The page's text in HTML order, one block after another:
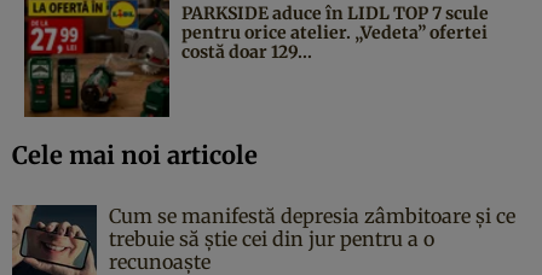
PARKSIDE aduce în LIDL TOP 7 scule
pentru orice atelier. „Vedeta” ofertei
costă doar 129...
Cele mai noi articole
Cum se manifestă depresia zâmbitoare și ce
trebuie să știe cei din jur pentru a o
recunoaște